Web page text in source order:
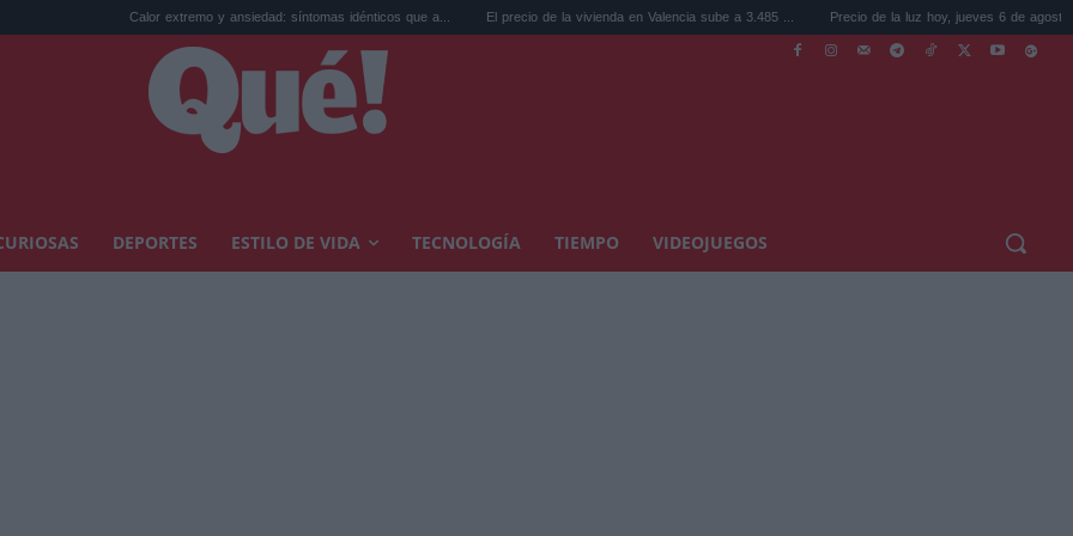
Calor extremo y ansiedad: síntomas idénticos que a... El precio de la vivienda en Valencia sube a 3.485 ... Precio de la luz hoy, jueves 6 de agosto: la hora ...
DEPORTES ESTILO DE VIDA TECNOLOGÍA TIEMPO VIDEOJUEGOS